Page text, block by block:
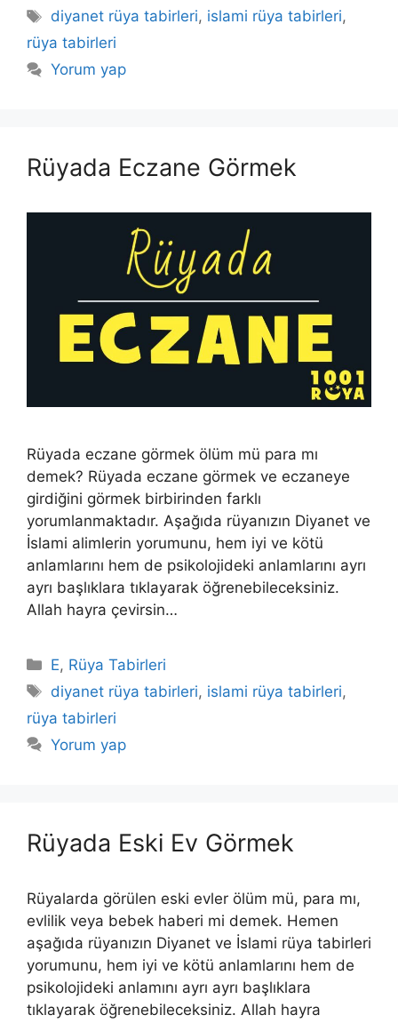
Etiketler
diyanet rüya tabirleri, islami rüya tabirleri,
rüya tabirleri
Yorum yap
Rüyada Eczane Görmek
Rüyada eczane görmek ölüm mü para mı
demek? Rüyada eczane görmek ve eczaneye
girdiğini görmek birbirinden farklı
yorumlanmaktadır. Aşağıda rüyanızın Diyanet ve
İslami alimlerin yorumunu, hem iyi ve kötü
anlamlarını hem de psikolojideki anlamlarını ayrı
ayrı başlıklara tıklayarak öğrenebileceksiniz.
Allah hayra çevirsin…
Kategoriler
E, Rüya Tabirleri
Etiketler
diyanet rüya tabirleri, islami rüya tabirleri,
rüya tabirleri
Yorum yap
Rüyada Eski Ev Görmek
Rüyalarda görülen eski evler ölüm mü, para mı,
evlilik veya bebek haberi mi demek. Hemen
aşağıda rüyanızın Diyanet ve İslami rüya tabirleri
yorumunu, hem iyi ve kötü anlamlarını hem de
psikolojideki anlamını ayrı ayrı başlıklara
tıklayarak öğrenebileceksiniz. Allah hayra